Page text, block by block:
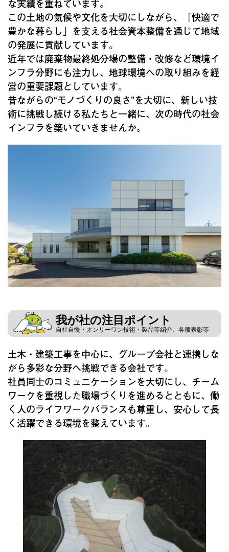
な実績を重ねています。
この土地の気候や文化を大切にしながら、「快適で
豊かな暮らし」を支える社会資本整備を通じて地域
の発展に貢献しています。
近年では廃棄物最終処分場の整備・改修など環境イ
ンフラ分野にも注力し、地球環境への取り組みを経
営の重要課題としています。
昔ながらの“モノづくりの良さ”を大切に、新しい技
術に挑戦し続ける私たちと一緒に、次の時代の社会
インフラを築いていきませんか。
我が社の注目ポイント
自社自慢・オンリーワン技術・製品等紹介、各種表彰等
土木・建築工事を中心に、グループ会社と連携しな
がら多彩な分野へ挑戦できる会社です。
社員同士のコミュニケーションを大切にし、チーム
ワークを重視した職場づくりを進めるとともに、働
く人のライフワークバランスも尊重し、安心して長
く活躍できる環境を整えています。